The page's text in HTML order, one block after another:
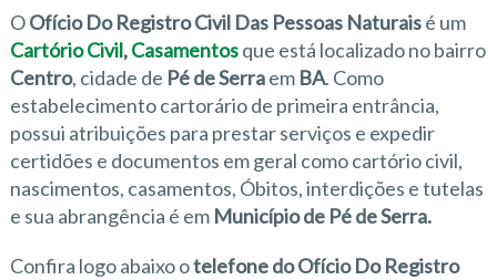
OOfício Do Registro Civil Das Pessoas Naturaisé um
Cartório Civil,Casamentosque está localizado no bairro
Centro, cidade de Pé de Serraem BA. Como
estabelecimento cartorário de primeira entrância,
possui atribuições para prestar serviços e expedir
certidões e documentos em geral como cartório civil,
nascimentos, casamentos, Óbitos, interdições e tutelas
e sua abrangência é em Município de Pé de Serra.
Confira logo abaixo otelefone do Ofício Do Registro